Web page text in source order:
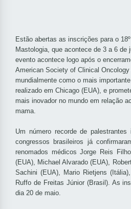
Estão abertas as inscrições para o
Mastologia, que acontece de 3 a 6 de
evento acontece logo após o
American Society of Clinical
mundialmente como o mais
realizado em Chicago (EUA), e
mais inovador no mundo em relação
mama.
Um número recorde de
congressos brasileiros já
renomados médicos Jorge Reis
(EUA), Michael Alvarado (EUA),
Sachini (EUA), Mario Rietjens
Ruffo de Freitas Júnior (Brasil). As
dia 20 de maio.